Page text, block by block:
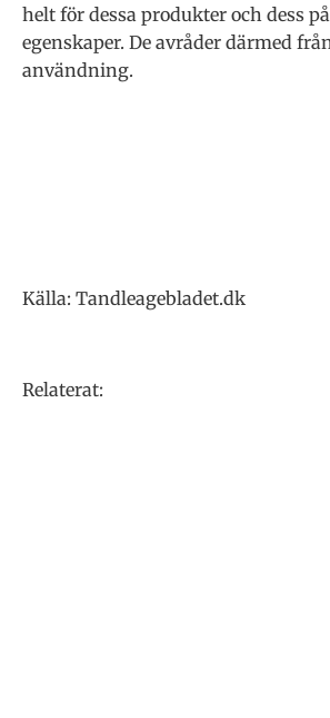
helt för dessa produkter och dess
egenskaper. De avråder därmed
användning.
Källa: Tandleagebladet.dk
Relaterat: